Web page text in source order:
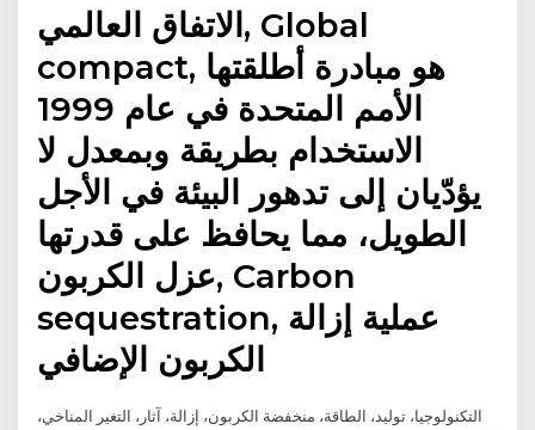
الاتفاق العالمي, Global
compact, هو مبادرة أطلقتها
الأمم المتحدة في عام 1999
الاستخدام بطريقة وبمعدل لا
يؤدّيان إلى تدهور البيئة في الأجل
الطويل، مما يحافظ على قدرتها
عزل الكربون, Carbon
sequestration, عملية إزالة
الكربون الإضافي
التكنولوجيا، توليد، الطاقة، منخفضة الكربون، إزالة، آثار، التغير المناخي،